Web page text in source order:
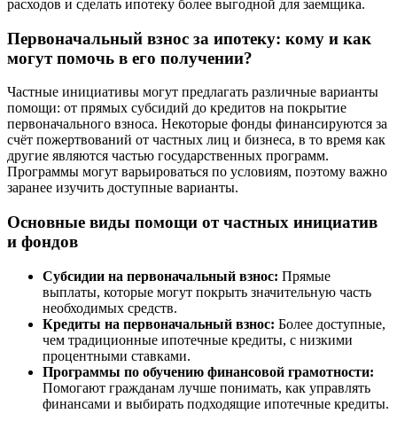
расходов и сделать ипотеку более выгодной для заемщика.
Первоначальный взнос за ипотеку: кому и как
могут помочь в его получении?
Частные инициативы могут предлагать различные варианты
помощи: от прямых субсидий до кредитов на покрытие
первоначального взноса. Некоторые фонды финансируются за
счёт пожертвований от частных лиц и бизнеса, в то время как
другие являются частью государственных программ.
Программы могут варьироваться по условиям, поэтому важно
заранее изучить доступные варианты.
Основные виды помощи от частных инициатив
и фондов
Субсидии на первоначальный взнос: Прямые
выплаты, которые могут покрыть значительную часть
необходимых средств.
Кредиты на первоначальный взнос: Более доступные,
чем традиционные ипотечные кредиты, с низкими
процентными ставками.
Программы по обучению финансовой грамотности:
Помогают гражданам лучше понимать, как управлять
финансами и выбирать подходящие ипотечные кредиты.